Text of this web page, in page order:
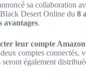
sa collaboration
Desert Online du 8
avantages.
leur compte
comptes connectés,
seront également